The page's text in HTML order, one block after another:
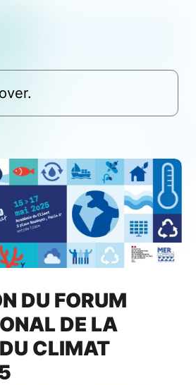
DU FORUM
DE LA
CLIMAT